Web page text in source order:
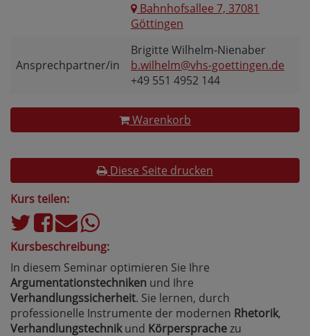
Bahnhofsallee 7, 37081
Göttingen
Ansprechpartner/in
Brigitte Wilhelm-Nienaber
b.wilhelm@vhs-goettingen.de
+49 551 4952 144
Warenkorb
Diese Seite drucken
Kurs teilen:
Kursbeschreibung:
In diesem Seminar optimieren Sie Ihre
Argumentationstechniken und Ihre
Verhandlungssicherheit. Sie lernen, durch
professionelle Instrumente der modernen Rhetorik,
Verhandlungstechnikund Körpersprachezu